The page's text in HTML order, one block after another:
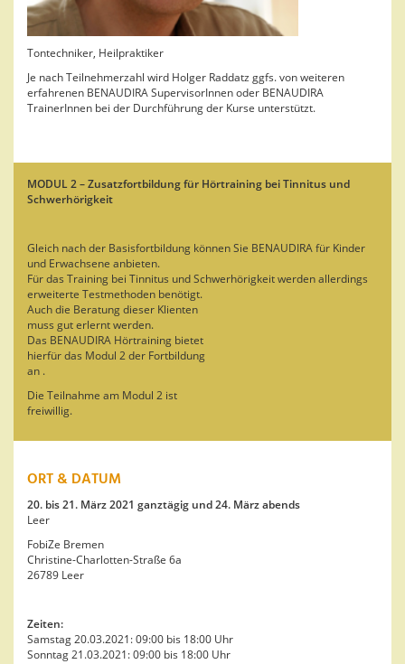
Tontechniker, Heilpraktiker
Je nach Teilnehmerzahl wird Holger Raddatz ggfs. von weiteren
erfahrenen BENAUDIRA SupervisorInnen oder BENAUDIRA
TrainerInnen bei der Durchführung der Kurse unterstützt.
MODUL 2 – Zusatzfortbildung für Hörtraining bei Tinnitus und
Schwerhörigkeit
Gleich nach der Basisfortbildung können Sie BENAUDIRA für Kinder
und Erwachsene anbieten.
Für das Training bei Tinnitus und Schwerhörigkeit werden allerdings
erweiterte Testmethoden benötigt.
Auch die Beratung dieser Klienten
muss gut erlernt werden.
Das BENAUDIRA Hörtraining bietet
hierfür das Modul 2 der Fortbildung
an .
Die Teilnahme am Modul 2 ist
freiwillig.
ORT & DATUM
20. bis 21. März 2021 ganztägig und 24. März abends
Leer
FobiZe Bremen
Christine-Charlotten-Straße 6a
26789 Leer
Zeiten:
Samstag 20.03.2021: 09:00 bis 18:00 Uhr
Sonntag 21.03.2021: 09:00 bis 18:00 Uhr